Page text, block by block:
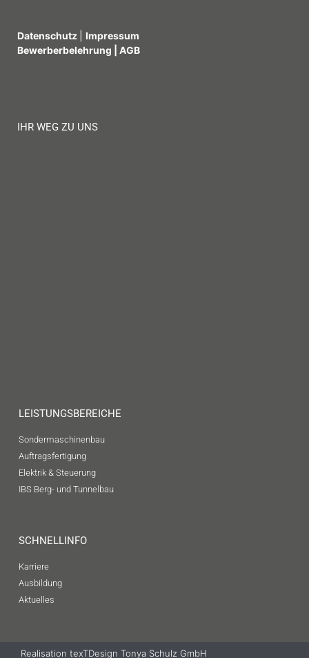
Datenschutz
Impressum
Bewerberbelehrung
AGB
IHR WEG ZU UNS
LEISTUNGSBEREICHE
Sondermaschinenbau
Auftragsfertigung
Elektrik & Steuerung
IBS Berg- und Tunnelbau
SCHNELLINFO
Karriere
Ausbildung
Aktuelles
Realisation texTDesign Tonya Schulz GmbH